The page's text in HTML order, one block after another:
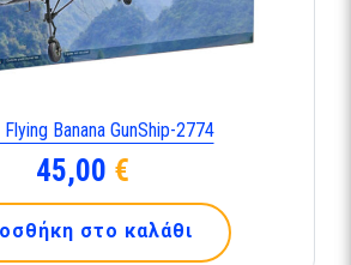
Flying Banana GunShip-2774
45,00 €
στο καλάθι